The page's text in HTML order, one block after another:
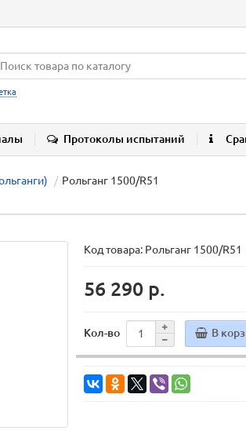
Протоколы испытаний
Рольганг 1500/R51
Код товара: Рольганг 1500/R51
56 290 р.
Кол-во В